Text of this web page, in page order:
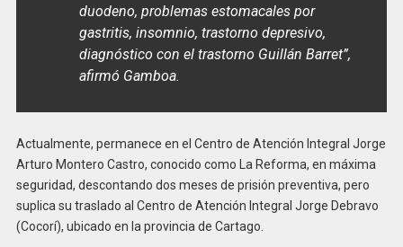
duodeno, problemas estomacales por
gastritis, insomnio, trastorno depresivo,
diagnóstico con el trastorno Guillán Barret”,
afirmó Gamboa.
Actualmente, permanece en el Centro de Atención Integral Jorge
Arturo Montero Castro, conocido como La Reforma, en máxima
seguridad, descontando dos meses de prisión preventiva, pero
suplica su traslado al Centro de Atención Integral Jorge Debravo
(Cocorí), ubicado en la provincia de Cartago.